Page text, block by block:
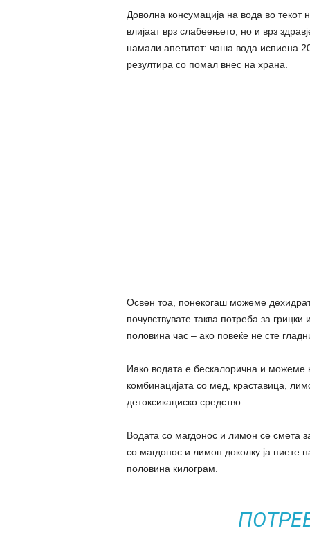
Доволна консумација на вода во текот
влијаат врз слабеењето, но и врз
намали апетитот: чаша вода испиена
резултира со помал внес на храна.
Освен тоа, понекогаш можеме
почувствувате таква потреба за
половина час – ако повеќе не сте
Иако водата е бескалорична и можеме
комбинацијата со мед, краставица,
детоксикациско средство.
Водата со магдонос и лимон се смета
со магдонос и лимон доколку ја пиете
половина килограм.